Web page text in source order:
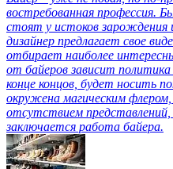
востребованная профессия.
стоят у истоков зарождения
дизайнер предлагает свое
отбирает наиболее
от байеров зависит
конце концов, будет носить
окружена магическим
отсутствием
заключается работа байера.